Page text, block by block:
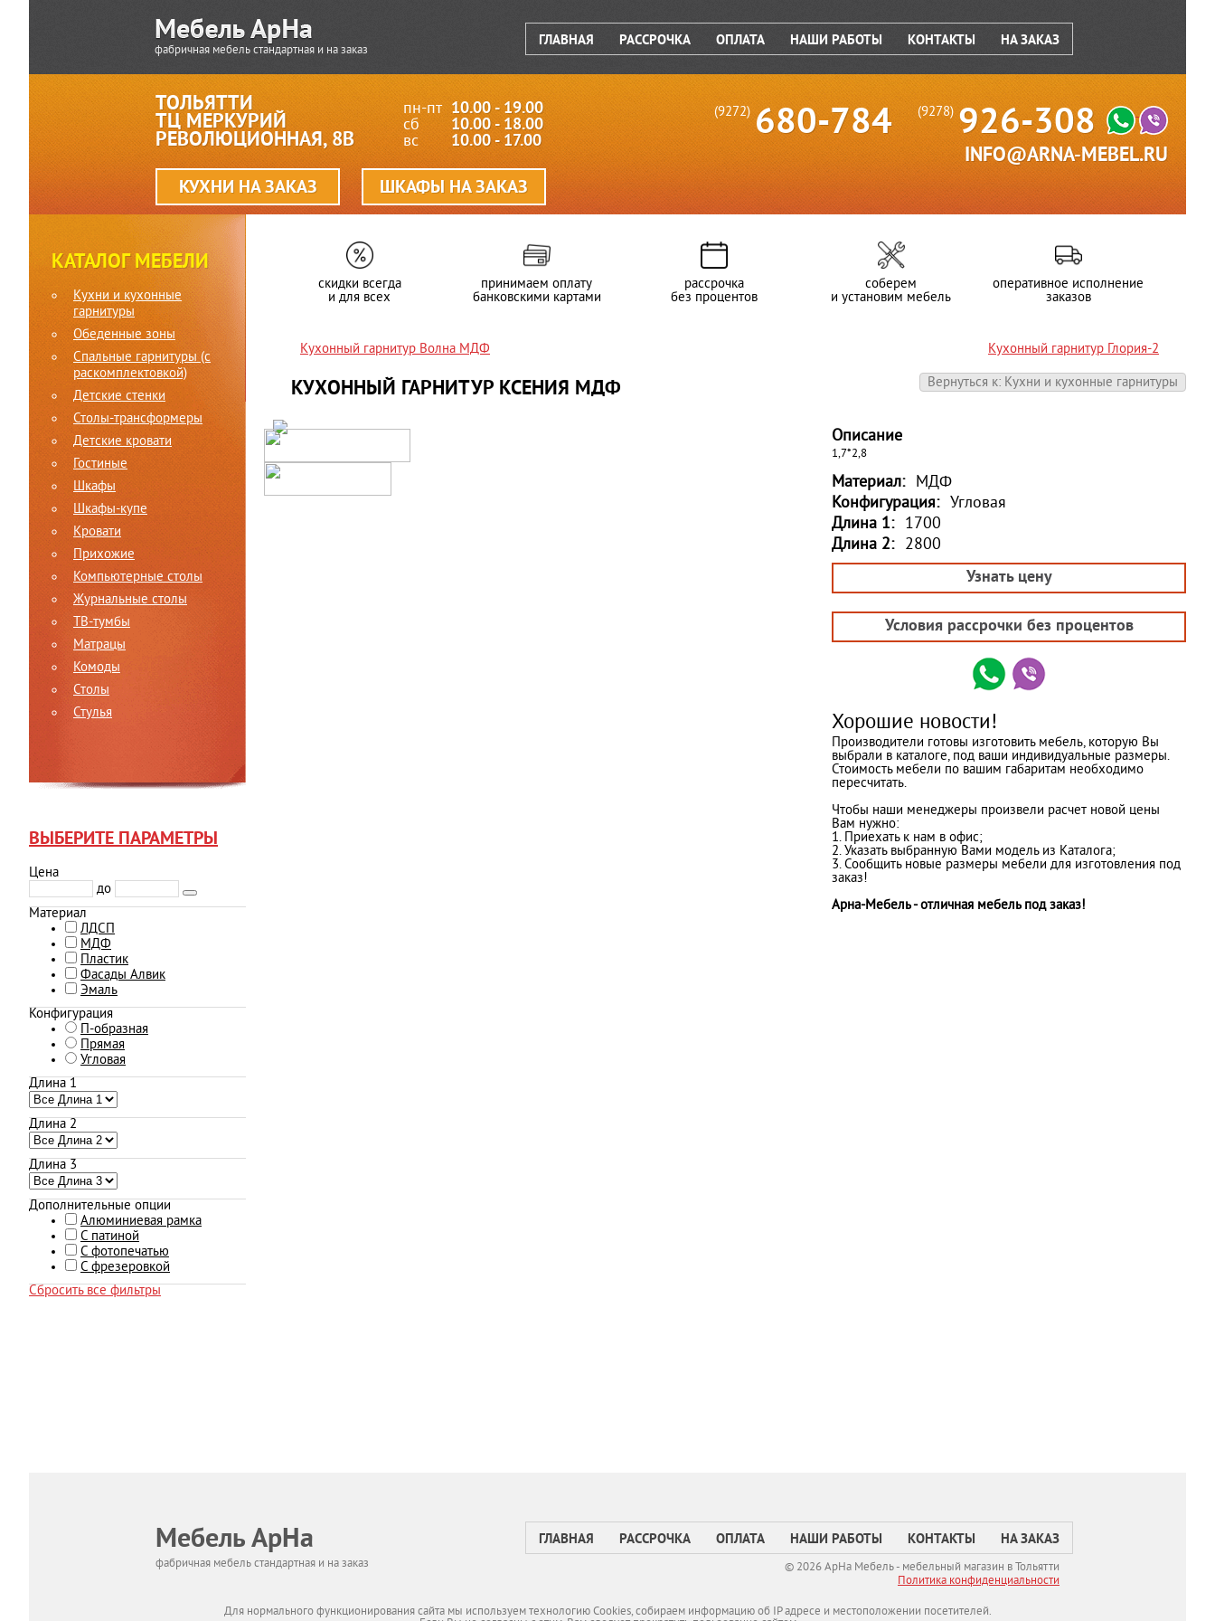
фабричная мебель стандартная и на заказ
ГЛАВНАЯ РАССРОЧКА ОПЛАТА НАШИ РАБОТЫ КОНТАКТЫ НА ЗАКАЗ
(9272) 680-784 (9278) 926-308
INFO@ARNA-MEBEL.RU
ТОЛЬЯТТИ
ТЦ МЕРКУРИЙ
РЕВОЛЮЦИОННАЯ, 8В
пн-пт 10.00 - 19.00
сб 10.00 - 18.00
вс 10.00 - 17.00
КУХНИ НА ЗАКАЗ ШКАФЫ НА ЗАКАЗ
КАТАЛОГ МЕБЕЛИ
Кухни и кухонные
гарнитуры
Обеденные зоны
Спальные гарнитуры (c
раскомплектовкой)
Детские стенки
Столы-трансформеры
Детские кровати
Гостиные
Шкафы
Шкафы-купе
Кровати
Прихожие
Компьютерные столы
Журнальные столы
ТВ-тумбы
Матрацы
Комоды
Столы
Стулья
ВЫБЕРИТЕ ПАРАМЕТРЫ
Цена
до
Материал
ЛДСП
МДФ
Пластик
Фасады Алвик
Эмаль
Конфигурация
П-образная
Прямая
Угловая
Длина 1
Длина 2
Длина 3
Дополнительные опции
Алюминиевая рамка
С патиной
С фотопечатью
С фрезеровкой
Сбросить все фильтры
скидки всегда
и для всех
принимаем оплату
банковскими картами
рассрочка
без процентов
соберем
и установим мебель
оперативное исполнение
заказов
Кухонный гарнитур Волна МДФ
Кухонный гарнитур Глория-2
Вернуться к: Кухни и кухонные гарнитуры
КУХОННЫЙ ГАРНИТУР КСЕНИЯ МДФ
Описание
1,7*2,8
Материал: МДФ
Конфигурация: Угловая
Длина 1: 1700
Длина 2: 2800
Узнать цену
Условия рассрочки без процентов
Хорошие новости!
Производители готовы изготовить мебель, которую Вы
выбрали в каталоге, под ваши индивидуальные размеры.
Стоимость мебели по вашим габаритам необходимо
пересчитать.
Чтобы наши менеджеры произвели расчет новой цены
Вам нужно:
1. Приехать к нам в офис;
2. Указать выбранную Вами модель из Каталога;
3. Сообщить новые размеры мебели для изготовления под
заказ!
Арна-Мебель - отличная мебель под заказ!
Мебель АрНа
фабричная мебель стандартная и на заказ
ГЛАВНАЯ РАССРОЧКА ОПЛАТА НАШИ РАБОТЫ КОНТАКТЫ НА ЗАКАЗ
© 2026 АрНа Мебель - мебельный магазин в Тольятти
Политикa конфиденциальности
Для нормального функционирования сайта мы используем технологию Cookies, собираем информацию об IP адресе и местоположении посетителей.